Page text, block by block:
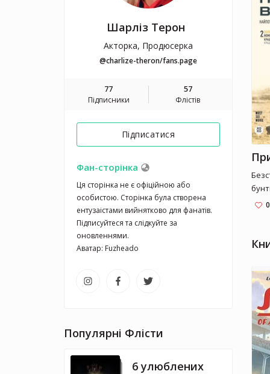
Шарліз Терон
Акторка, Продюсерка
@charlize-theron/fans.page
77
Підписники
57
Флістів
Підписатися
Фан-сторінка
Ця сторінка не є офіційною або
особистою. Сторінка була створена
ентузаістами вийнятково для фанатів.
Підписуйтеся та слідкуйте за
оновленнями.
Аватар: Fuzheado
Популярні Флісти
6 улюблених
Але
0